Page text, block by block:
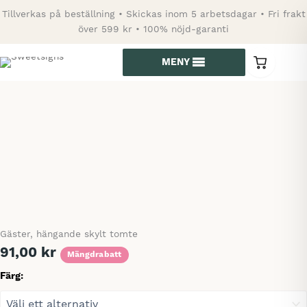
Tillverkas på beställning • Skickas inom 5 arbetsdagar • Fri frakt
över 599 kr • 100% nöjd-garanti
MENY 0
Gäster, hängande skylt tomte
91,00 kr Mängdrabatt
Färg: